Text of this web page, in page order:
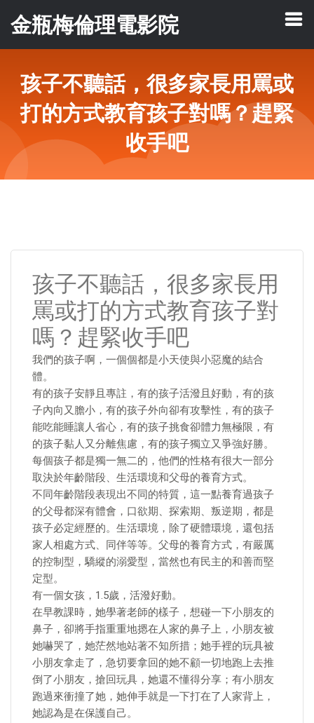
金瓶梅倫理電影院
孩子不聽話，很多家長用罵或
打的方式教育孩子對嗎？趕緊
收手吧
孩子不聽話，很多家長用
罵或打的方式教育孩子對
嗎？趕緊收手吧
我們的孩子啊，一個個都是小天使與小惡魔的結合
體。
有的孩子安靜且專註，有的孩子活潑且好動，有的孩
子內向又膽小，有的孩子外向卻有攻擊性，有的孩子
能吃能睡讓人省心，有的孩子挑食卻體力無極限，有
的孩子黏人又分離焦慮，有的孩子獨立又爭強好勝。
每個孩子都是獨一無二的，他們的性格有很大一部分
取決於年齡階段、生活環境和父母的養育方式。
不同年齡階段表現出不同的特質，這一點養育過孩子
的父母都深有體會，口欲期、探索期、叛逆期，都是
孩子必定經歷的。生活環境，除了硬體環境，還包括
家人相處方式、同伴等等。父母的養育方式，有嚴厲
的控制型，驕縱的溺愛型，當然也有民主的和善而堅
定型。
有一個女孩，1.5歲，活潑好動。
在早教課時，她學著老師的樣子，想碰一下小朋友的
鼻子，卻將手指重重地摁在人家的鼻子上，小朋友被
她嚇哭了，她茫然地站著不知所措；她手裡的玩具被
小朋友拿走了，急切要拿回的她不顧一切地跑上去推
倒了小朋友，搶回玩具，她還不懂得分享；有小朋友
跑過來衝撞了她，她伸手就是一下打在了人家背上，
她認為是在保護自己。